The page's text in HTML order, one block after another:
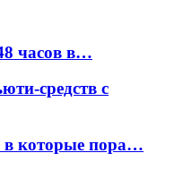
часов в…
средств с
в которые пора…